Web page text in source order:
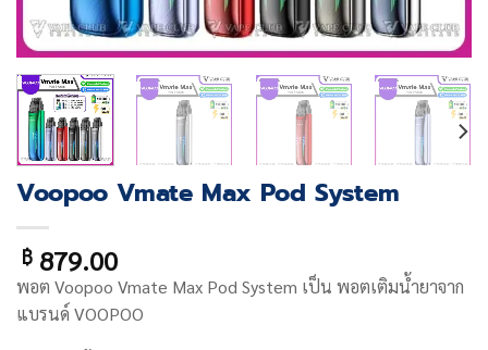
Voopoo Vmate Max Pod System
฿879.00
พอต Voopoo Vmate Max Pod System เป็น พอตเติมน้ำยาจาก
แบรนด์ VOOPOO